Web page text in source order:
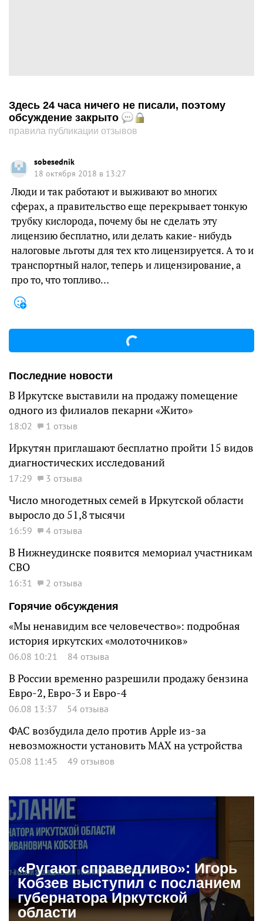
Здесь 24 часа ничего не писали, поэтому
обсуждение закрыто
правила публикации отзывов
sobesednik
18 октября 2018 в 13:27
Люди и так работают и выживают во многих
сферах, а правительство еще перекрывает тонкую
трубку кислорода, почему бы не сделать эту
лицензию бесплатно, или делать какие- нибудь
налоговые льготы для тех кто лицензируется. А то и
транспортный налог, теперь и лицензирование, а
про то, что топливо…
Последние новости
В Иркутске выставили на продажу помещение
одного из филиалов пекарни «Жито»
18:02 1 отзыв
Иркутян приглашают бесплатно пройти 15 видов
диагностических исследований
17:29 3 отзыва
Число многодетных семей в Иркутской области
выросло до 51,8 тысячи
16:59 4 отзыва
В Нижнеудинске появится мемориал участникам
СВО
16:31
2 отзыва
Горячие обсуждения
«Мы ненавидим все человечество»: подробная
история иркутских «молоточников»
06.08 10:21 84 отзыва
В России временно разрешили продажу бензина
Евро-2, Евро-3 и Евро-4
06.08 13:37 54 отзыва
ФАС возбудила дело против Apple из-за
невозможности установить MAX на устройства
05.08 11:45 49 отзывов
«Ругают справедливо»: Игорь
Кобзев выступил с посланием
губернатора Иркутской
области